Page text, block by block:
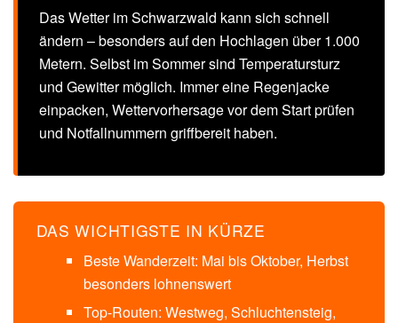
Das Wetter im Schwarzwald kann sich schnell
ändern – besonders auf den Hochlagen über 1.000
Metern. Selbst im Sommer sind Temperatursturz
und Gewitter möglich. Immer eine Regenjacke
einpacken, Wettervorhersage vor dem Start prüfen
und Notfallnummern griffbereit haben.
DAS WICHTIGSTE IN KÜRZE
Beste Wanderzeit: Mai bis Oktober, Herbst
besonders lohnenswert
Top-Routen: Westweg, Schluchtensteig,